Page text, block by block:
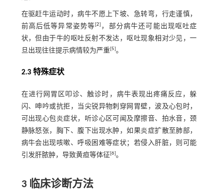
在驱赶牛运动时，病牛不愿上下坡、急转弯，行走谨慎，
前高后低等异常姿势等[2] ，部分病牛还可能出现呕吐症
状，但由于牛的呕吐反射不发达，呕吐现象相对少见，一
旦出现往往提示病情较为严重[5]。
2.3 特殊症状
在进行网胃区叩诊、触诊时，病牛表现出疼痛反应，躲
闪、呻吟或抗拒，当尖锐异物刺穿网胃壁，波及心包时，
可出现心包炎症状，听诊心区可闻及摩擦音、拍水音，颈
静脉怒张，胸下、腹下出现水肿，如果炎症扩散至肺部，
病牛会出现咳嗽、呼吸困难等症状；若侵入肝脏，则可能
引发肝脓肿，导致黄疸等体征[6]。
3 临床诊断方法